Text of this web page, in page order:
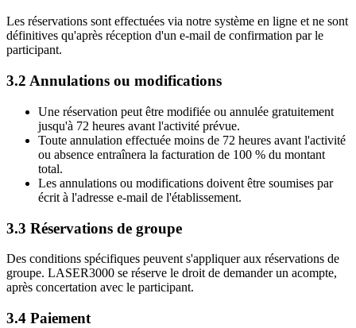
Les réservations sont effectuées via notre système en ligne et ne sont
définitives qu'après réception d'un e-mail de confirmation par le
participant.
3.2 Annulations ou modifications
Une réservation peut être modifiée ou annulée gratuitement
jusqu'à 72 heures avant l'activité prévue.
Toute annulation effectuée moins de 72 heures avant l'activité
ou absence entraînera la facturation de 100 % du montant
total.
Les annulations ou modifications doivent être soumises par
écrit à l'adresse e-mail de l'établissement.
3.3 Réservations de groupe
Des conditions spécifiques peuvent s'appliquer aux réservations de
groupe. LASER3000 se réserve le droit de demander un acompte,
après concertation avec le participant.
3.4 Paiement